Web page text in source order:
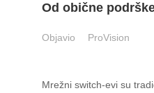
Od obične
Objavio ProVision
Mrežni switch-evi su